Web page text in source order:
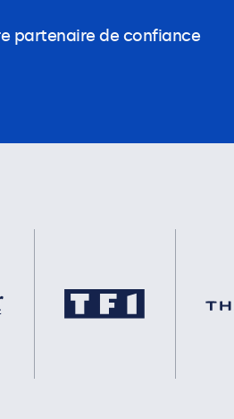
partenaire de confiance